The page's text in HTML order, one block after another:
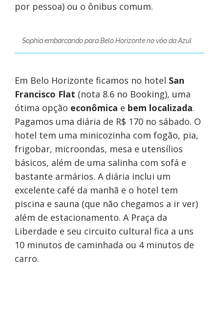
por pessoa) ou o ônibus comum.
Sophia embarcando para Belo Horizonte no vôo da Azul
Em Belo Horizonte ficamos no hotel San
Francisco Flat (nota 8.6 no Booking), uma
ótima opção econômica e bem localizada.
Pagamos uma diária de R$ 170 no sábado. O
hotel tem uma minicozinha com fogão, pia,
frigobar, microondas, mesa e utensílios
básicos, além de uma salinha com sofá e
bastante armários. A diária inclui um
excelente café da manhã e o hotel tem
piscina e sauna (que não chegamos a ir ver)
além de estacionamento. A Praça da
Liberdade e seu circuito cultural fica a uns
10 minutos de caminhada ou 4 minutos de
carro.